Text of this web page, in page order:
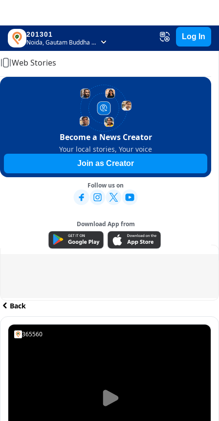
201301
Noida, Gautam Buddha Nagar, Uttar Pradesh
Log In
Home
Web Stories
Become a News Creator
Your local stories, Your voice
Join as Creator
Follow us on
Download App from
ADVERTISEMENT
Back
365560